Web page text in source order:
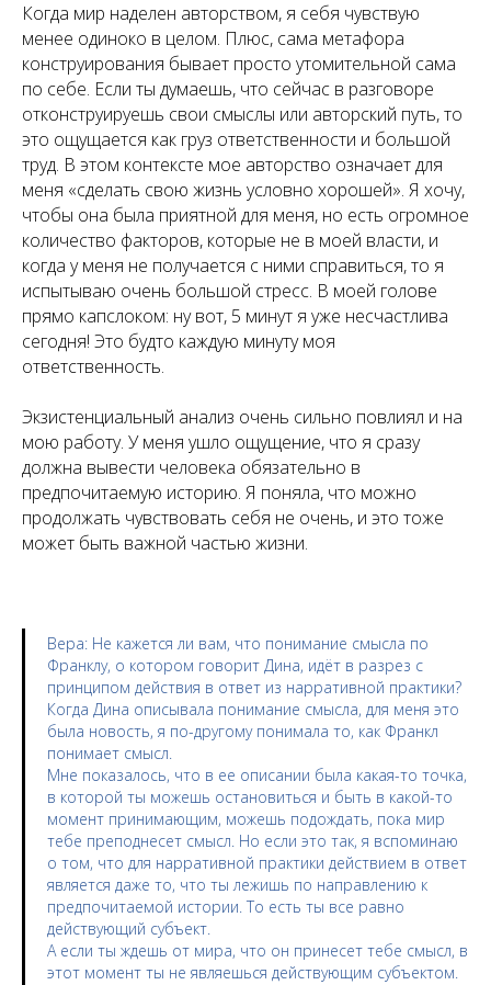
Когда мир наделен авторством, я себя чувствую
менее одиноко в целом. Плюс, сама метафора
конструирования бывает просто утомительной сама
по себе. Если ты думаешь, что сейчас в разговоре
отконструируешь свои смыслы или авторский путь, то
это ощущается как груз ответственности и большой
труд. В этом контексте мое авторство означает для
меня «сделать свою жизнь условно хорошей». Я хочу,
чтобы она была приятной для меня, но есть огромное
количество факторов, которые не в моей власти, и
когда у меня не получается с ними справиться, то я
испытываю очень большой стресс. В моей голове
прямо капслоком: ну вот, 5 минут я уже несчастлива
сегодня! Это будто каждую минуту моя
ответственность.
Экзистенциальный анализ очень сильно повлиял и на
мою работу. У меня ушло ощущение, что я сразу
должна вывести человека обязательно в
предпочитаемую историю. Я поняла, что можно
продолжать чувствовать себя не очень, и это тоже
может быть важной частью жизни.
Вера: Не кажется ли вам, что понимание смысла по
Франклу, о котором говорит Дина, идёт в разрез с
принципом действия в ответ из нарративной практики?
Когда Дина описывала понимание смысла, для меня это
была новость, я по-другому понимала то, как Франкл
понимает смысл.
Мне показалось, что в ее описании была какая-то точка,
в которой ты можешь остановиться и быть в какой-то
момент принимающим, можешь подождать, пока мир
тебе преподнесет смысл. Но если это так, я вспоминаю
о том, что для нарративной практики действием в ответ
является даже то, что ты лежишь по направлению к
предпочитаемой истории. То есть ты все равно
действующий субъект.
А если ты ждешь от мира, что он принесет тебе смысл, в
этот момент ты не являешься действующим субъектом.